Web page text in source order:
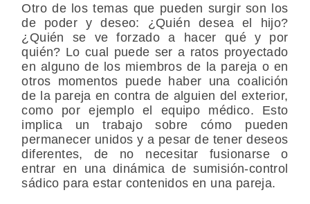
Otro de los temas que pueden surgir son los
de poder y deseo: ¿Quién desea el hijo?
¿Quién se ve forzado a hacer qué y por
quién? Lo cual puede ser a ratos proyectado
en alguno de los miembros de la pareja o en
otros momentos puede haber una coalición
de la pareja en contra de alguien del exterior,
como por ejemplo el equipo médico. Esto
implica un trabajo sobre cómo pueden
permanecer unidos y a pesar de tener deseos
diferentes, de no necesitar fusionarse o
entrar en una dinámica de sumisión-control
sádico para estar contenidos en una pareja.